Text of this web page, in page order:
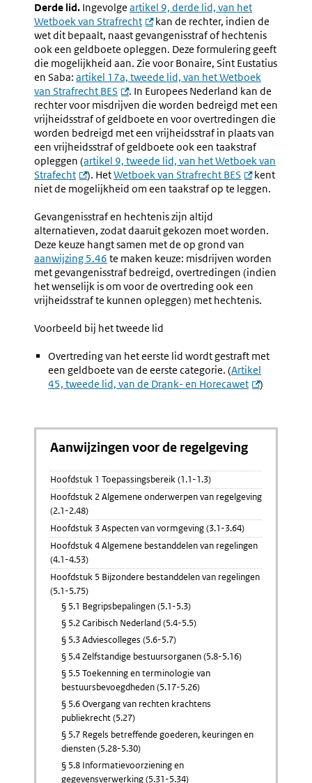
Derde lid. Ingevolge artikel 9, derde lid, van het
Wetboek van Strafrecht
kan de rechter, indien de
wet dit bepaalt, naast gevangenisstraf of hechtenis
ook een geldboete opleggen. Deze formulering geeft
die mogelijkheid aan. Zie voor Bonaire, Sint Eustatius
en Saba: artikel 17a, tweede lid, van het Wetboek
van Strafrecht BES
. In Europees Nederland kan de
rechter voor misdrijven die worden bedreigd met een
vrijheidsstraf of geldboete en voor overtredingen die
worden bedreigd met een vrijheidsstraf in plaats van
een vrijheidsstraf of geldboete ook een taakstraf
opleggen (artikel 9, tweede lid, van het Wetboek van
Strafecht
). HetWetboek van Strafrecht BES
kent
niet de mogelijkheid om een taakstraf op te leggen.
Gevangenisstraf en hechtenis zijn altijd
alternatieven, zodat daaruit gekozen moet worden.
Deze keuze hangt samen met de op grond van
aanwijzing 5.46 te maken keuze: misdrijven worden
met gevangenisstraf bedreigd, overtredingen (indien
het wenselijk is om voor de overtreding ook een
vrijheidsstraf te kunnen opleggen) met hechtenis.
Voorbeeld bij het tweede lid
Overtreding van het eerste lid wordt gestraft met
een geldboete van de eerste categorie. (Artikel
45, tweede lid, van de Drank- en Horecawet
)
Aanwijzingen voor de regelgeving
Hoofdstuk 1 Toepassingsbereik (1.1-1.3)
Hoofdstuk 2 Algemene onderwerpen van regelgeving
(2.1-2.48)
Hoofdstuk 3 Aspecten van vormgeving (3.1-3.64)
Hoofdstuk 4 Algemene bestanddelen van regelingen
(4.1-4.53)
Hoofdstuk 5 Bijzondere bestanddelen van regelingen
(5.1-5.75)
§ 5.1 Begripsbepalingen (5.1-5.3)
§ 5.2 Caribisch Nederland (5.4-5.5)
§ 5.3 Adviescolleges (5.6-5.7)
§ 5.4 Zelfstandige bestuursorganen (5.8-5.16)
§ 5.5 Toekenning en terminologie van
bestuursbevoegdheden (5.17-5.26)
§ 5.6 Overgang van rechten krachtens
publiekrecht (5.27)
§ 5.7 Regels betreffende goederen, keuringen en
diensten (5.28-5.30)
§ 5.8 Informatievoorziening en
gegevensverwerking (5.31-5.34)